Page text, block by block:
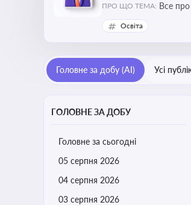
ПРО ЩО ТЕМА: Все про
Освіта
Головне за добу (AI) Усі
ГОЛОВНЕ ЗА ДОБУ
Головне за сьогодні
05 серпня 2026
04 серпня 2026
03 серпня 2026